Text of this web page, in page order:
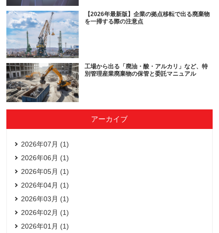
【2026年最新版】企業の拠点移転で出る廃棄物
を一掃する際の注意点
工場から出る「廃油・酸・アルカリ」など、特
別管理産業廃棄物の保管と委託マニュアル
アーカイブ
2026年07月 (1)
2026年06月 (1)
2026年05月 (1)
2026年04月 (1)
2026年03月 (1)
2026年02月 (1)
2026年01月 (1)